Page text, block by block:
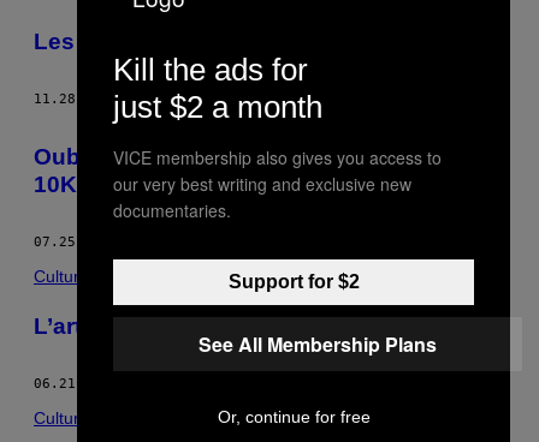
Les chèvres n’ont que de bons profils…
11.28.16 BY EMERSON ROSENTHAL
Oubliez le 4K, voici un timelapse de Rio en
10K !
07.25.16
Culture
L’art et le porno
06.21.16
Culture
Kill the ads for
just $2 a month
VICE membership also gives you access to
our very best writing and exclusive new
documentaries.
Support for $2
See All Membership Plans
Or, continue for free